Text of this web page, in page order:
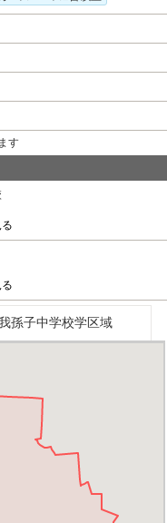
す
孫子中学校学区域